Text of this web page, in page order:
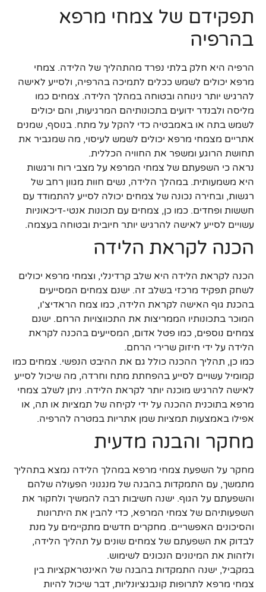
תפקידם של צמחי מרפא
בהרפיה
הרפיה היא חלק בלתי נפרד מהתהליך של הלידה. צמחי
מרפא יכולים לשמש ככלים לתמיכה בהרפיה, ולסייע לאישה
להרגיש יותר נינוחה ובטוחה במהלך הלידה. צמחים כמו
מליסה ולבנדר ידועים בתכונותיהם המרגיעות, והם יכולים
לשמש בתה או באמבטיה כדי להקל על מתח. בנוסף, שמנים
אתריים מצמחי מרפא יכולים לשמש לעיסוי, מה שמגביר את
תחושת הרוגע ומשפר את החוויה הכללית.
נראה כי השפעתם של צמחי המרפא על מצבי רוח ורגשות
היא משמעותית. במהלך הלידה, נשים חוות מגוון רחב של
רגשות, ובחירה נכונה של צמחים יכולה לסייע להתמודד עם
חששות ופחדים. כמו כן, צמחים עם תכונות אנטי-דיכאוניות
עשויים לסייע לאישה להרגיש יותר חיובית ובטוחה בעצמה.
הכנה לקראת הלידה
הכנה לקראת הלידה היא שלב קרדינלי, וצמחי מרפא יכולים
לשחק תפקיד מרכזי בשלב זה. ישנם צמחים המסייעים
בהכנת גוף האישה לקראת הלידה, כמו צמח הראדיצ'ו,
המוכר בתכונותיו הממריצות את התכווצויות הרחם. ישנם
צמחים נוספים, כמו פטל אדום, המסייעים בהכנה לקראת
הלידה על ידי חיזוק שרירי הרחם.
כמו כן, תהליך ההכנה כולל גם את ההיבט הנפשי. צמחים כמו
קמומיל עשויים לסייע בהפחתת מתח וחרדה, מה שיכול לסייע
לאישה להרגיש מוכנה יותר לקראת הלידה. ניתן לשלב צמחי
מרפא בתוכנית ההכנה על ידי לקיחה של תמציות או תה, או
אפילו באמצעות תמציות שמן אתריות במטרה להרפיה.
מחקר והבנה מדעית
מחקר על השפעת צמחי מרפא במהלך הלידה נמצא בתהליך
מתמשך, עם התמקדות בהבנה של מנגנוני הפעולה שלהם
והשפעתם על הגוף. ישנה חשיבות רבה להמשיך ולחקור את
השפעותיהם של צמחי המרפא, כדי להבין את היתרונות
והסיכונים האפשריים. מחקרים חדשים מתקיימים על מנת
לבדוק את השפעתם של צמחים שונים על תהליך הלידה,
ולזהות את המינונים הנכונים לשימוש.
במקביל, ישנה התמקדות בהבנה של האינטראקציות בין
צמחי מרפא לתרופות קונבנציונליות, דבר שיכול להיות